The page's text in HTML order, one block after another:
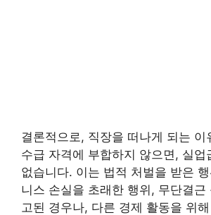
결론적으로, 직장을 떠나게 되는 이
수급 자격에 부합하지 않으면, 실업
없습니다. 이는 법적 처벌을 받은
니스 손실을 초래한 행위, 무단결근
고된 경우나, 다른 경제 활동을 위